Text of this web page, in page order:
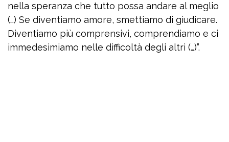
nella speranza che tutto possa andare al meglio
(…) Se diventiamo amore, smettiamo di giudicare.
Diventiamo più comprensivi, comprendiamo e ci
immedesimiamo nelle difficoltà degli altri (…)”.